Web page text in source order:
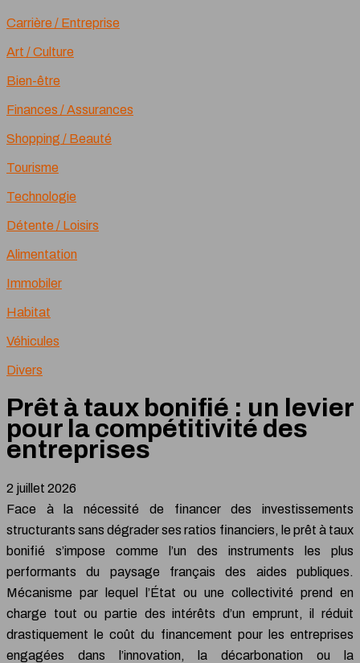
Carrière / Entreprise
Art / Culture
Bien-être
Finances / Assurances
Shopping / Beauté
Tourisme
Technologie
Détente / Loisirs
Alimentation
Immobiler
Habitat
Véhicules
Divers
Prêt à taux bonifié : un levier
pour la compétitivité des
entreprises
2 juillet 2026
Face à la nécessité de financer des investissements
structurants sans dégrader ses ratios financiers, le prêt à taux
bonifié s’impose comme l’un des instruments les plus
performants du paysage français des aides publiques.
Mécanisme par lequel l’État ou une collectivité prend en
charge tout ou partie des intérêts d’un emprunt, il réduit
drastiquement le coût du financement pour les entreprises
engagées dans l’innovation, la décarbonation ou la